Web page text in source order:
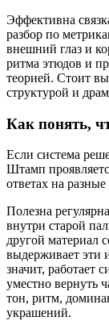
Эффективна
разбор по
внешний глаз и
ритма этюдов и
теорией. Стоит
структурой и
Как понять,
Если система
Штамп
ответах на
Полезна
внутри старой
другой материал
выдерживает эти
значит, работает
уместно вернуть
тон, ритм,
украшений.